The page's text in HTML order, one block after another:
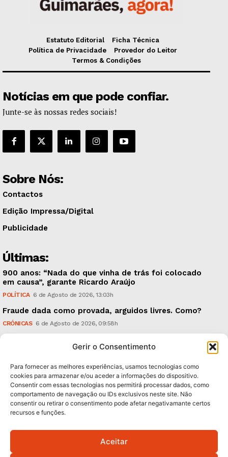
Gerir o Consentimento
Para fornecer as melhores experiências, usamos tecnologias como
cookies para armazenar e/ou aceder a informações do dispositivo.
Consentir com essas tecnologias nos permitirá processar dados, como
comportamento de navegação ou IDs exclusivos neste site. Não
consentir ou retirar o consentimento pode afetar negativamante certos
recursos e funções.
Aceitar
Estatuto Editorial
Ficha Técnica
Política de Privacidade
Provedor do Leitor
Termos & Condições
Notícias em que pode confiar.
Junte-se às nossas redes sociais!
Sobre Nós:
Contactos
Edição Impressa/Digital
Publicidade
Últimas:
900 anos: “Nada do que vinha de trás foi colocado
em causa”, garante Ricardo Araújo
POLÍTICA 6 de Agosto de 2026, 13:03h
Fraude dada como provada, arguidos livres. Como?
CRÓNICAS 6 de Agosto de 2026, 09:58h
Subscreva Newsletter:
QUERO ADERIR